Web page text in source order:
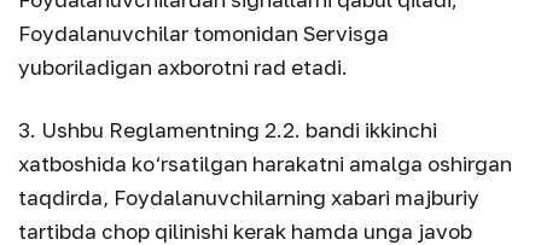
Foydalanuvchilar tomonidan Servisga
yuboriladigan axborotni rad etadi.
3. Ushbu Reglamentning 2.2. bandi ikkinchi
xatboshida ko‘rsatilgan harakatni amalga oshirgan
taqdirda, Foydalanuvchilarning xabari majburiy
tartibda chop qilinishi kerak hamda unga javob